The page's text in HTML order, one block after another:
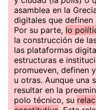
asamblea en la
digitales que
Por su parte, lo
la construcción de
las plataformas
estructuras e
promueven, definen
u otras. Aunque una
resultar en la
polo técnico, su